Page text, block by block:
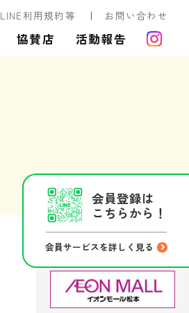
LINE利用規約等 お問い合わせ
協賛店 活動報告
会員登録は
こちらから！
会員サービスを詳しく見る